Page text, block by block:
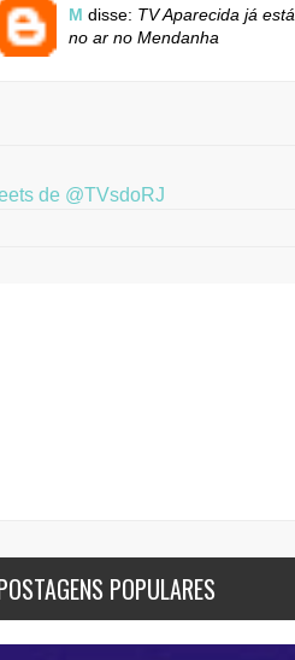
M disse: TV Aparecida já está
no ar no Mendanha
de @TVsdoRJ
POPULARES